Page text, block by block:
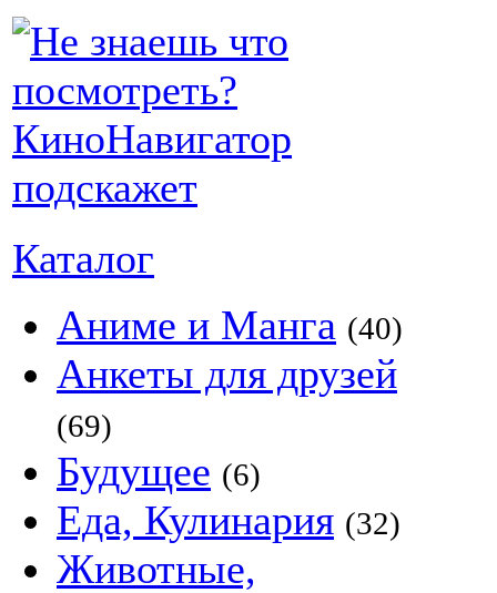
Каталог
Аниме и Манга (40)
Анкеты для друзей
(69)
Будущее (6)
Еда, Кулинария (32)
Животные,